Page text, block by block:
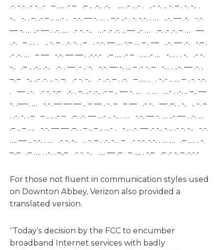
.-. -.-. .- -. .- – …. .- – .– .. .-.. .-.. …. .- …- . ..- -. .. -. – . -. -.. .
-.. -. . –. .- – .. …- . -.-. — -. … . –.- ..- . -. -.-. . … ..-. — .-. -.-.
— -. … ..- — . .-. … .- -. -.. …- .- .-. .. — ..- … .–. .- .-. – … —
..-. – …. . .. -. – . .-. -. . – . -.-. — … -.– … – . — ..-. — .-. -.– .
.- .-. … – — -.-. — — . .-.-.- .– …. .- – …. .- … -… . . -. .- -.
-.. .– .. .-.. .-.. .-. . — .- .. -. -.-. — -. … – .- -. – -… . ..-. — .-. .
–..– -.. ..- .-. .. -. –. .- -. -.. .- ..-. – . .-. – …. . . -..- .. … – . -. -.-.
. — ..-. .- -. -.– .-. . –. ..- .-.. .- – .. — -. … .. … …- . .-. .. –.. —
-. .—-. … -.-. — — — .. – — . -. – – — .- -. — .–. . -. .. -. –
. .-. -. . – – …. .- – .–. .-. — …- .. -.. . … -.-. — -. … ..- — . .-. …
.– .. – …. -.-. — — .–. . – .. – .. …- . -… .-. — .- -.. -… .- -. -.. -.-.
…. — .. -.-. . … .- -. -.. .. -. – . .-. -. . – .- -.-. -.-. . … … .– …. . -.
–..– .– …. . .-. . –..– .- -. -.. …. — .– – …. . -.– .– .- -. – .-.-.-
For those not fluent in communication styles used
on Downton Abbey, Verizon also provided a
translated version.
“Today’s decision by the FCC to encumber
broadband Internet services with badly